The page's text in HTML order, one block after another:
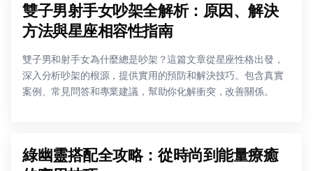
雙子男射手女吵架全解析：原因、解決
方法與星座相容性指南
雙子男和射手女為什麼總是吵架？這篇文章從星座性格出發，
深入分析吵架的根源，提供實用的預防和解決技巧。包含真實
案例、常見問答和專業建議，幫助你化解衝突，改善關係。
綠幽靈搭配全攻略：從時尚到能量療癒